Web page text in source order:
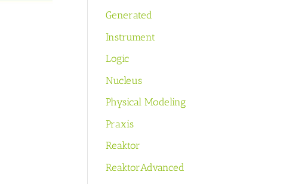
Generated
Instrument
Logic
Nucleus
Physical Modeling
Praxis
Reaktor
ReaktorAdvanced